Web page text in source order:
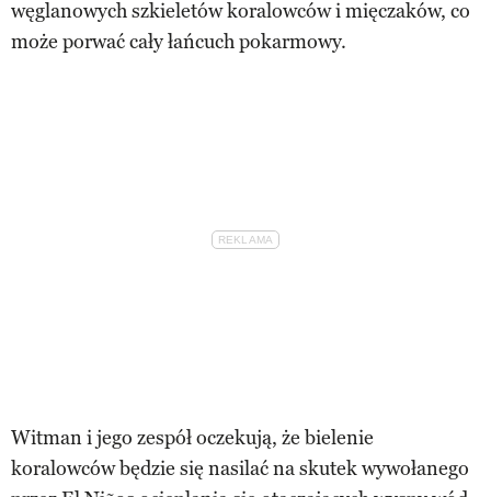
węglanowych szkieletów koralowców i mięczaków, co
może porwać cały łańcuch pokarmowy.
Witman i jego zespół oczekują, że bielenie
koralowców będzie się nasilać na skutek wywołanego